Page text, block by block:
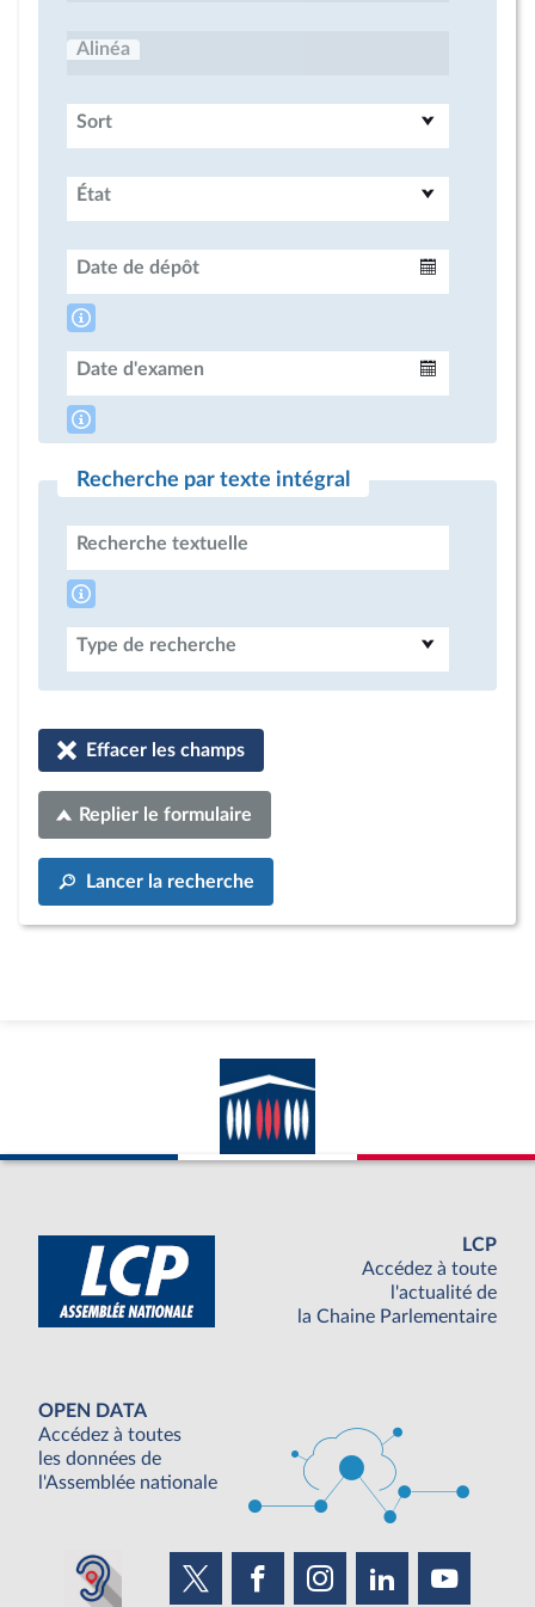
Alinéa
Sort
État
Date de dépôt
Date d'examen
Recherche par texte intégral
Recherche textuelle
Type de recherche
Effacer les champs
Replier le formulaire
Lancer la recherche
LCP
Accédez à toute
l'actualité de
la Chaine Parlementaire
OPEN DATA
Accédez à toutes
les données de
l'Assemblée nationale